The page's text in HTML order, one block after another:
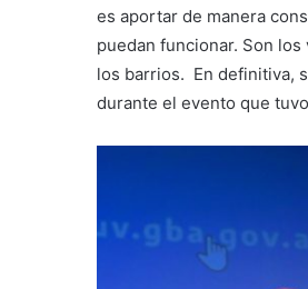
es aportar de manera
puedan funcionar. Son
los barrios. En definitiva,
durante el evento que